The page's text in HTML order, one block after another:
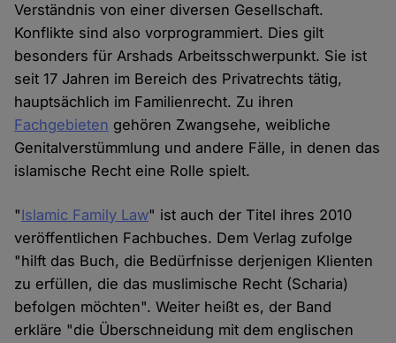
Verständnis von einer diversen Gesellschaft.
Konflikte sind also vorprogrammiert. Dies gilt
besonders für Arshads Arbeitsschwerpunkt. Sie ist
seit 17 Jahren im Bereich des Privatrechts tätig,
hauptsächlich im Familienrecht. Zu ihren
Fachgebieten gehören Zwangsehe, weibliche
Genitalverstümmlung und andere Fälle, in denen das
islamische Recht eine Rolle spielt.
"Islamic Family Law" ist auch der Titel ihres 2010
veröffentlichen Fachbuches. Dem Verlag zufolge
"hilft das Buch, die Bedürfnisse derjenigen Klienten
zu erfüllen, die das muslimische Recht (Scharia)
befolgen möchten". Weiter heißt es, der Band
erkläre "die Überschneidung mit dem englischen